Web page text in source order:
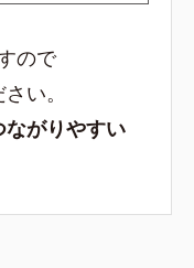
ので
い。
がりやすい